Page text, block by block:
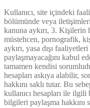
Kullanıcı, site içindeki
bölümünde veya
kanuna aykırı, 3. Kişilerin
müstehcen, pornografik,
aykırı, yasa dışı
paylaşmayacağını kabul
tamamen kendisi
hesapları askıya alabilir,
hakkını saklı tutar. Bu
kullanıcı hesapları ile
bilgileri paylaşma hakkını